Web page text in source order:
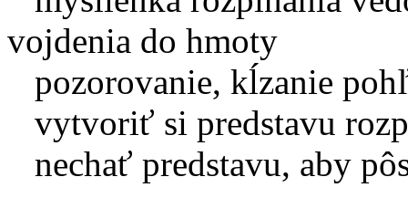
vojdenia do hmoty
pozorovanie, kĺzanie
vytvoriť si predstavu
nechať predstavu, aby